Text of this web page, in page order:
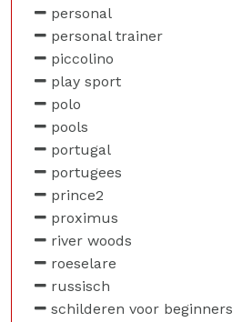
personal
personal trainer
piccolino
play sport
polo
pools
portugal
portugees
prince2
proximus
river woods
roeselare
russisch
schilderen voor beginners